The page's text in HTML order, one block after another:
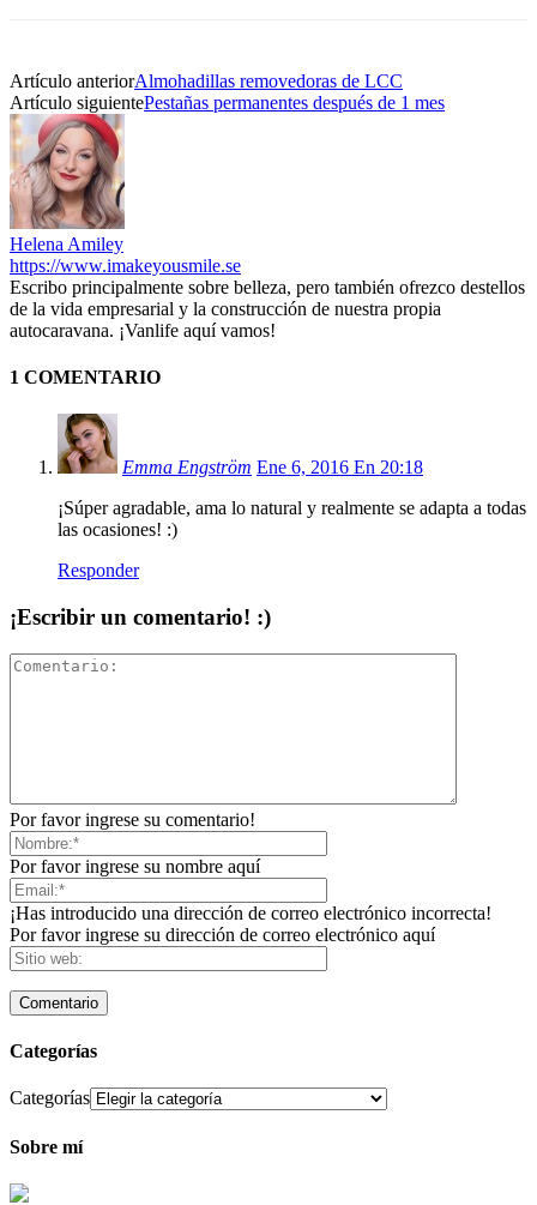
Artículo anteriorAlmohadillas removedoras de LCC
Artículo siguientePestañas permanentes después de 1 mes
Helena Amiley
https://www.imakeyousmile.se
Escribo principalmente sobre belleza, pero también ofrezco destellos
de la vida empresarial y la construcción de nuestra propia
autocaravana. ¡Vanlife aquí vamos!
1 COMENTARIO
Emma Engström Ene 6, 2016 En 20:18
¡Súper agradable, ama lo natural y realmente se adapta a todas
las ocasiones! :)
Responder
¡Escribir un comentario! :)
Por favor ingrese su comentario!
Por favor ingrese su nombre aquí
¡Has introducido una dirección de correo electrónico incorrecta!
Por favor ingrese su dirección de correo electrónico aquí
Categorías
Categorías
Sobre mí